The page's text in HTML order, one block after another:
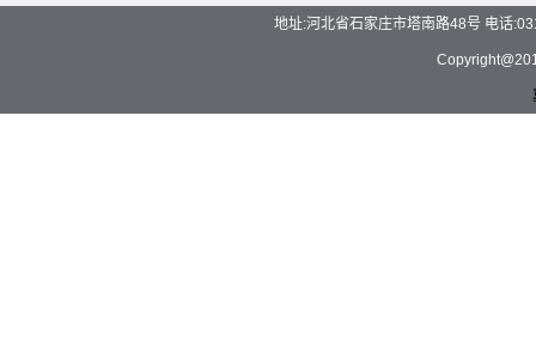
地址:河北省石家庄市塔南路48号 电话